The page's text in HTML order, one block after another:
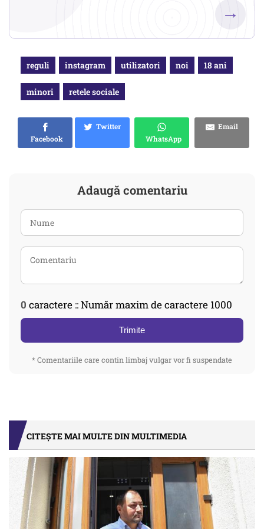
→
reguli instagram utilizatori noi 18 ani
minori retele sociale
Facebook
Twitter
WhatsApp
Email
Adaugă comentariu
0 caractere :: Număr maxim de caractere 1000
Trimite
* Comentariile care contin limbaj vulgar vor fi suspendate
CITEȘTE MAI MULTE DIN MULTIMEDIA